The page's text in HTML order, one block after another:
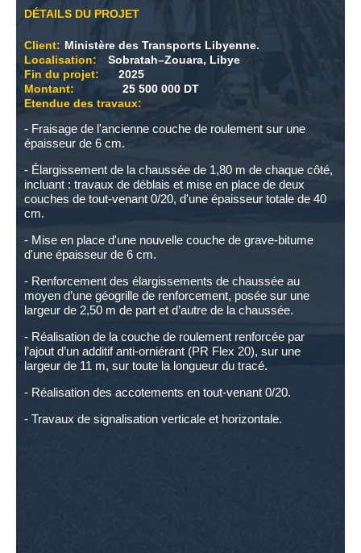
DÉTAILS DU PROJET
Client: Ministère des Transports Libyenne.
Localisation:
Sobratah–Zouara, Libye
Fin du projet:
2025
Montant:
25 500 000 DT
Etendue des travaux:
- Fraisage de l'ancienne couche de roulement sur une
épaisseur de 6 cm.
- Élargissement de la chaussée de 1,80 m de chaque côté,
incluant : travaux de déblais et mise en place de deux
couches de tout-venant 0/20, d'une épaisseur totale de 40
cm.
- Mise en place d'une nouvelle couche de grave-bitume
d'une épaisseur de 6 cm.
- Renforcement des élargissements de chaussée au
moyen d’une géogrille de renforcement, posée sur une
largeur de 2,50 m de part et d’autre de la chaussée.
- Réalisation de la couche de roulement renforcée par
l’ajout d’un additif anti-orniérant (PR Flex 20), sur une
largeur de 11 m, sur toute la longueur du tracé.
- Réalisation des accotements en tout-venant 0/20.
- Travaux de signalisation verticale et horizontale.